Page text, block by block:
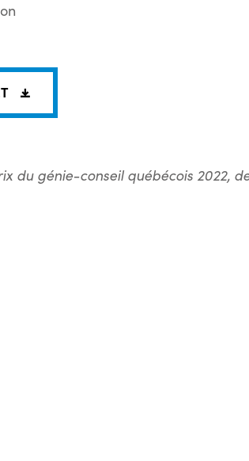
du génie-conseil québécois 2022,